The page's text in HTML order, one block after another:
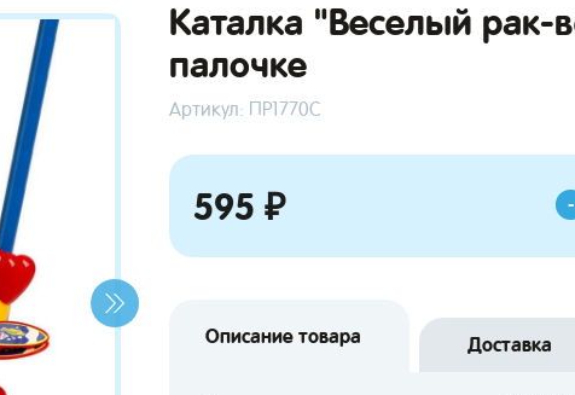
Каталка "Веселый рак-
палочке
Артикул: ПР1770С
595 ₽ -
Описание товара Доставка